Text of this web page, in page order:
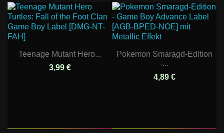
Teenage Mutant Hero...
3,99 €
Pokemon Smaragd-Edition
-...
4,89 €